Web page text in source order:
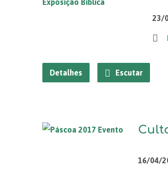
23/
Detalhes Escutar
16/04/